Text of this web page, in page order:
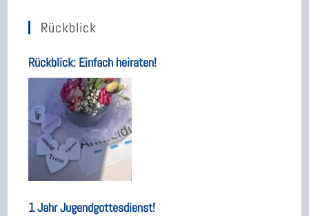
Rückblick
Rückblick: Einfach heiraten!
1 Jahr Jugendgottesdienst!